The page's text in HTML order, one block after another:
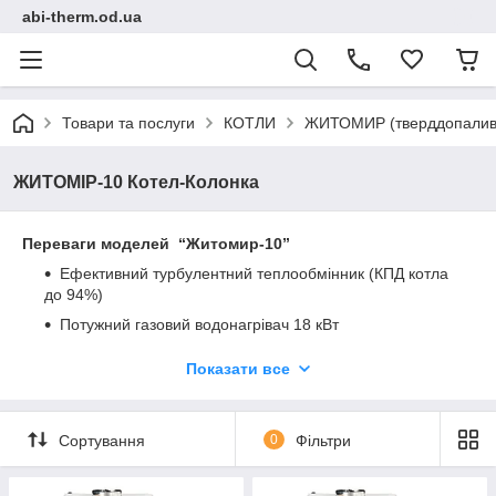
abi-therm.od.ua
Товари та послуги КОТЛИ ЖИТОМИР
ЖИТОМІР-10 Котел-Колонка
Переваги моделей “Житомир-10”
Ефективний турбулентний теплообмінник (КПД котла
до 94%)
Потужний газовий водонагрівач 18 кВт
Турбулізатори з збільшеною робочою поверхнею
Підготовка під встановлення електричних ТЕНів
"Атем Електрорезерв" (моделі 10 - 16 кВт)
Показати все
Сортування 0 Фільтри